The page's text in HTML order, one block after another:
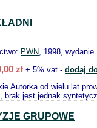
PWN, 1998, wydanie I
zł + 5% vat - dodaj
Autorka od wielu lat
brak jest jednak
GRUPOWE